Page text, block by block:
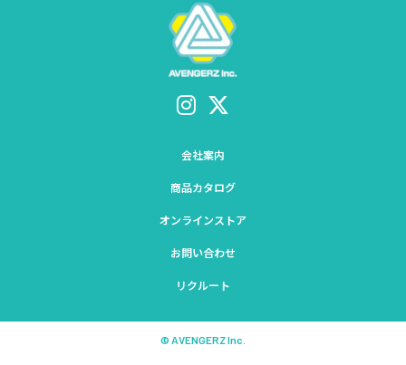
会社案内
商品カタログ
オンラインストア
お問い合わせ
リクルート
© AVENGERZ Inc.